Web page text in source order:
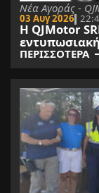
Νέα Αγοράς -
03 Αυγ 2026
Η QJMotor
ΠΕΡΙΣΣΟΤΕΡΑ